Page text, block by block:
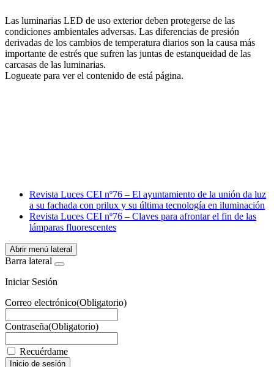
WhatsApp
Las luminarias LED de uso exterior deben protegerse de las
condiciones ambientales adversas. Las diferencias de presión
derivadas de los cambios de temperatura diarios son la causa más
importante de estrés que sufren las juntas de estanqueidad de las
carcasas de las luminarias.
Logueate para ver el contenido de está página.
WhatsApp
Revista Luces CEI nº76 – El ayuntamiento de la unión da luz
a su fachada con prilux y su última tecnología en iluminación
Revista Luces CEI nº76 – Claves para afrontar el fin de las
lámparas fluorescentes
Abrir menú lateral
Barra lateral
Iniciar Sesión
Correo electrónico(Obligatorio)
Contraseña(Obligatorio)
Recuérdame